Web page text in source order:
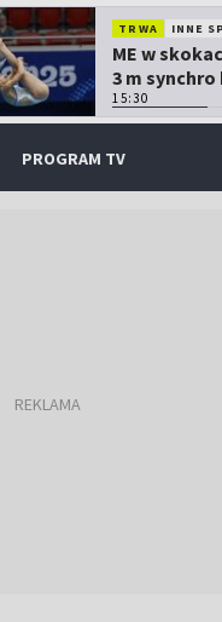
TRWA INNE
ME w
3 m
15:30
PROGRAM TV